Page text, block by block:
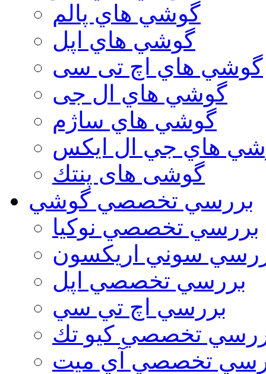
گوشي هاي پالم
گوشي هاي اپل
گوشي هاي اچ تی سی
گوشي هاي ال جی
گوشي هاي ساژم
هاي جي ال ايكس
گوشی های پنتك
بررسي تخصصي گوشي
بررسي تخصصي نوكيا
سوني اريكسون
بررسي تخصصي اپل
بررسي اچ تي سي
تخصصي كيو تك
تخصصي آي ميت